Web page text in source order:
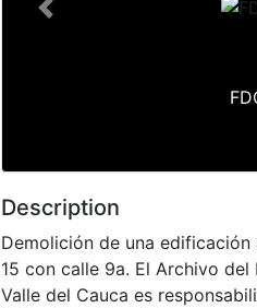
Previous
Description
Demolición de una
15 con calle 9a. El Archivo
Valle del Cauca es